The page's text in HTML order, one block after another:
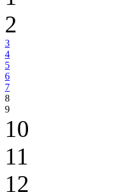
2
3
4
5
6
7
8
9
10
11
12